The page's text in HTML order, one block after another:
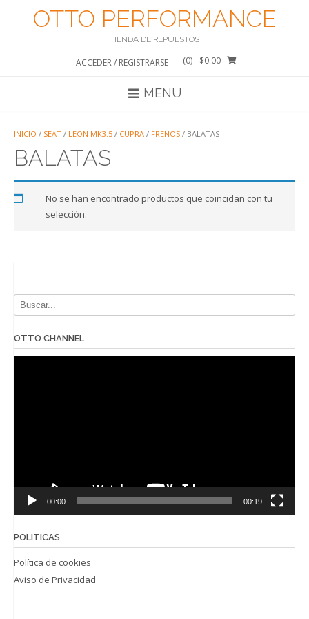
OTTO PERFORMANCE
TIENDA DE REPUESTOS
ACCEDER / REGISTRARSE (0)- $0.00
MENU
INICIO / SEAT / LEON MK3.5 / CUPRA / FRENOS / BALATAS
BALATAS
No se han encontrado productos que coincidan con tu
selección.
OTTO CHANNEL
00:00 00:19
POLITICAS
Política de cookies
Aviso de Privacidad